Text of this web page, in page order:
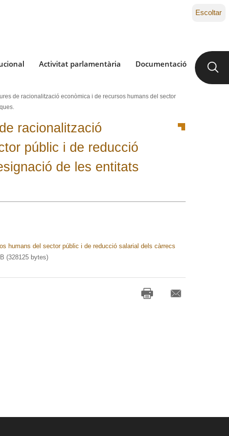
Activitat parlamentària Documentació
Escoltar
de racionalització econòmica i de recursos humans del sector
racionalització
públic i de reducció
de les entitats
humans del sector públic i de reducció salarial dels càrrecs
(328125 bytes)